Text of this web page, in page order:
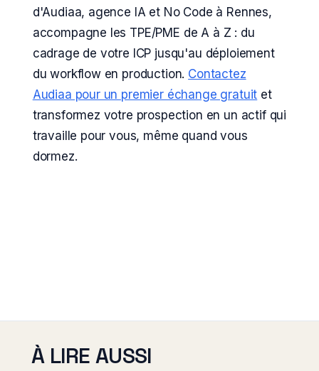
d'Audiaa, agence IA et No Code à Rennes,
accompagne les TPE/PME de A à Z : du
cadrage de votre ICP jusqu'au déploiement
du workflow en production. Contactez
Audiaa pour un premier échange gratuit et
transformez votre prospection en un actif qui
travaille pour vous, même quand vous
dormez.
À LIRE AUSSI